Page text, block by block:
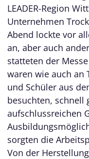
LEADER-Region
Unternehmen
Abend lockte vor
an, aber auch
statteten der
waren wie auch an
und Schüler aus
besuchten, schnell
aufschlussreichen
sorgten die
Von der